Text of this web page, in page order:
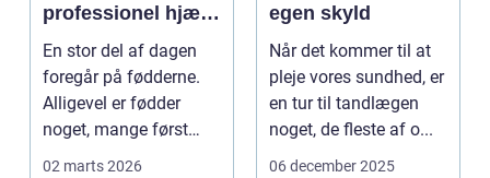
professionel hjælp
til sunde fødder i
hverdagen
En stor del af dagen
foregår på fødderne.
Alligevel er fødder
noget, mange først
02 marts 2026
egen skyld
Når det kommer til at
pleje vores sundhed, er
en tur til tandlægen
noget, de fleste af o...
06 december 2025